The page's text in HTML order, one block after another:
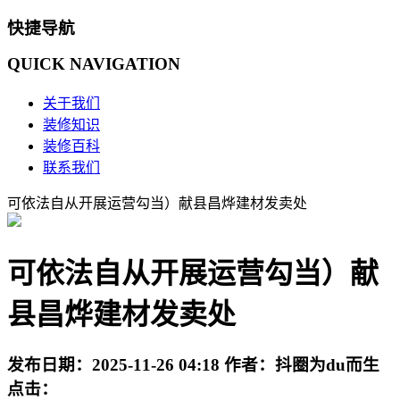
快捷导航
QUICK NAVIGATION
关于我们
装修知识
装修百科
联系我们
可依法自从开展运营勾当）献县昌烨建材发卖处
可依法自从开展运营勾当）献
县昌烨建材发卖处
发布日期： 2025-11-26 04:18 作者： 抖圈为du而生
点击：